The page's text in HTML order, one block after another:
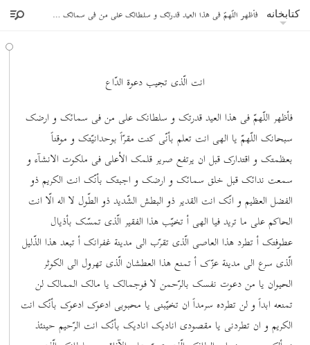
کتابخانه فأظهر اللّهمّ فی هذا العید قدرتک و سلطانک علی من فی سمائک و ارضک
انت الّذی تجیب دعوة الدّاع
فأظهر اللّهمّ فی هذا العید قدرتک و سلطانک علی من فی سمائک و ارضک
سبحانک اللّهمّ یا الهی انت تعلم بأنّی کنت مقرّاً بوحدانیّتک و موقناً
بعظمتک و اقتدارک قبل ان یرتفع صریر قلمک الأعلی فی ملکوت الانشآء و
سمعت ندائک قبل خلق سمائک و ارضک و اجبتک بأنّک انت الکریم ذو
الفضل العظیم و انّک انت القدیر ذو البطش الشّدید ذو الطّول لا اله الّا انت
الحاکم علی ما ترید فیا الهی أ تخیّب هذا الفقیر الّذی تمسّک بأذیال
عطوفتک أ تطرد هذا العاصی الّذی تقرّب الی مدینة غفرانک أ تبعد هذا الذّلیل
الّذی سرع الی مدینة عزّک أ تمنع هذا العطشان الّذی تهرول الی الکوثر
الحیوان یا من دعوت نفسک بالرّحمن لا فوجمالک یا مالک الممالک لن
تمنعه ابداً و لن تطرده سرمداً ان تخیّبنی یا محبوبی ادعوک ادعوک بأنّک انت
الکریم و ان تطردنی یا مقصودی انادیک انادیک بأنّک انت الرّحیم حینئذ